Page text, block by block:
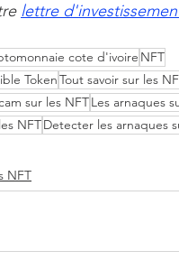
lettre
cote d'ivoire NFT
TokenTout savoir sur les
sur les NFTLes arnaques
NFTDetecter les arnaques
NFT